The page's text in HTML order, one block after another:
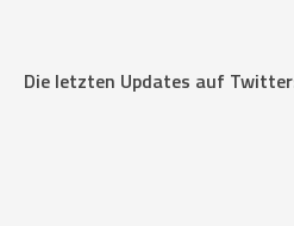
Die letzten Updates auf